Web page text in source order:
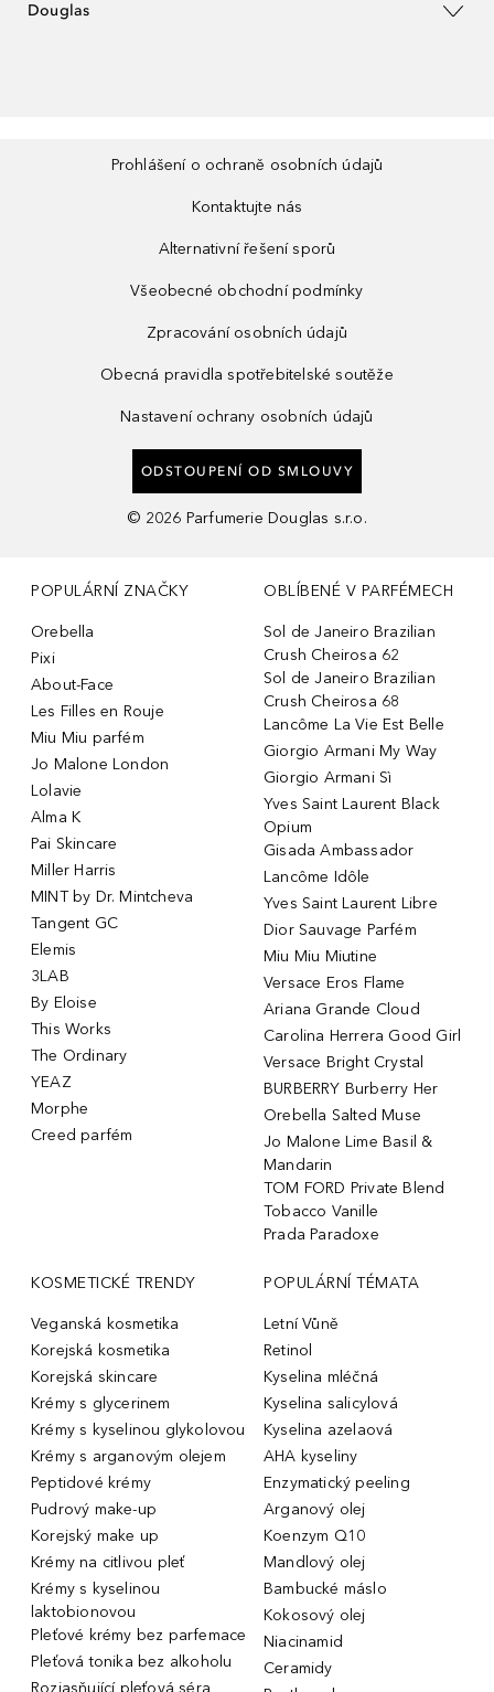
Douglas
Prohlášení o ochraně osobních údajů
Kontaktujte nás
Alternativní řešení sporů
Všeobecné obchodní podmínky
Zpracování osobních údajů
Obecná pravidla spotřebitelské soutěže
Nastavení ochrany osobních údajů
ODSTOUPENÍ OD SMLOUVY
© 2026 Parfumerie Douglas s.r.o.
POPULÁRNÍ ZNAČKY
Orebella
Pixi
About-Face
Les Filles en Rouje
Miu Miu parfém
Jo Malone London
Lolavie
Alma K
Pai Skincare
Miller Harris
MINT by Dr. Mintcheva
Tangent GC
Elemis
3LAB
By Eloise
This Works
The Ordinary
YEAZ
Morphe
Creed parfém
OBLÍBENÉ V PARFÉMECH
Sol de Janeiro Brazilian
Crush Cheirosa 62
Sol de Janeiro Brazilian
Crush Cheirosa 68
Lancôme La Vie Est Belle
Giorgio Armani My Way
Giorgio Armani Sì
Yves Saint Laurent Black
Opium
Gisada Ambassador
Lancôme Idôle
Yves Saint Laurent Libre
Dior Sauvage Parfém
Miu Miu Miutine
Versace Eros Flame
Ariana Grande Cloud
Carolina Herrera Good Girl
Versace Bright Crystal
BURBERRY Burberry Her
Orebella Salted Muse
Jo Malone Lime Basil &
Mandarin
TOM FORD Private Blend
Tobacco Vanille
Prada Paradoxe
KOSMETICKÉ TRENDY
Veganská kosmetika
Korejská kosmetika
Korejská skincare
Krémy s glycerinem
Krémy s kyselinou glykolovou
Krémy s arganovým olejem
Peptidové krémy
Pudrový make-up
Korejský make up
Krémy na citlivou pleť
Krémy s kyselinou
laktobionovou
Pleťové krémy bez parfemace
Pleťová tonika bez alkoholu
Rozjasňující pleťová séra
POPULÁRNÍ TÉMATA
Letní Vůně
Retinol
Kyselina mléčná
Kyselina salicylová
Kyselina azelaová
AHA kyseliny
Enzymatický peeling
Arganový olej
Koenzym Q10
Mandlový olej
Bambucké máslo
Kokosový olej
Niacinamid
Ceramidy